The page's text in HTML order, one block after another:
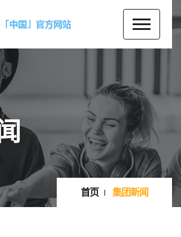
首页 集团新闻